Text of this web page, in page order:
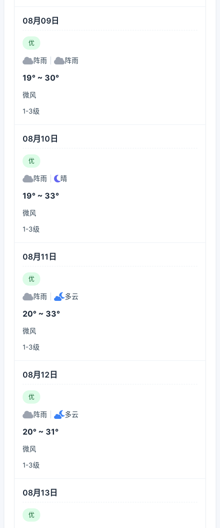
08月09日
优
阵雨 阵雨
19° ~ 30°
微风
1-3级
08月10日
优
阵雨 晴
19° ~ 33°
微风
1-3级
08月11日
优
阵雨 多云
20° ~ 33°
微风
1-3级
08月12日
优
阵雨 多云
20° ~ 31°
微风
1-3级
08月13日
优